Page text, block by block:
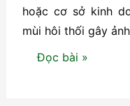
hoặc cơ sở kinh
mùi hôi thối gây
Thông
Đọc bài »